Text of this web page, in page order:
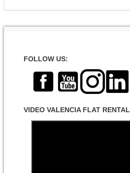
FOLLOW US:
VIDEO VALENCIA FLAT RENTAL